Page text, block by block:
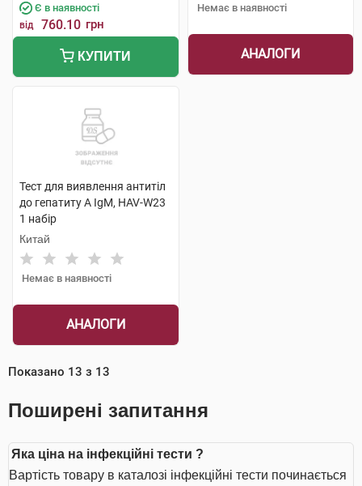
Є в наявності
від 760.10 грн
КУПИТИ
Немає в наявності
АНАЛОГИ
Тест для виявлення антитіл
до гепатиту А IgM, HAV-W23
1 набір
Китай
Немає в наявності
АНАЛОГИ
Показано 13 з 13
Поширені запитання
Яка ціна на інфекційні тести ?
Вартість товару в каталозі інфекційні тести починається